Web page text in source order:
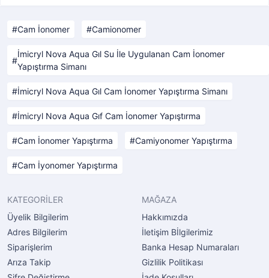
Cam İonomer Camionomer
İmicryl Nova Aqua Gıl Su İle Uygulanan Cam İonomer
Yapıştırma Simanı
İmicryl Nova Aqua Gıl Cam İonomer Yapıştırma Simanı
İmicryl Nova Aqua Gıf Cam İonomer Yapıştırma
Cam İonomer Yapıştırma Camiyonomer Yapıştırma
Cam İyonomer Yapıştırma
KATEGORİLER
Üyelik Bilgilerim
Adres Bilgilerim
Siparişlerim
Arıza Takip
MAĞAZA
Hakkımızda
İletişim Bİlgilerimiz
Banka Hesap Numaraları
Gizlilik Politikası